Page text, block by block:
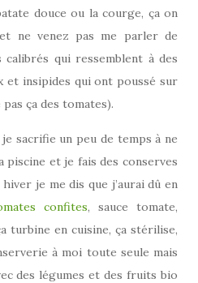
douce ou la courge, ça on
ne venez pas me parler de
qui ressemblent à des
et insipides qui ont poussé sur
ça des tomates).
sacrifie un peu de temps à ne
piscine et je fais des conserves
je me dis que j’aurai dû en
confites, sauce tomate,
turbine en cuisine, ça stérilise,
à moi toute seule mais
des légumes et des fruits bio